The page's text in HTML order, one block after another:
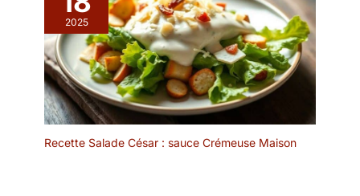
offrant une expérience
culinaire paisible pour
vous et votre famille. Le
service de table en grès
passe au micro-ondes,
au four et au lave-
vaisselle, offrant
commodité et praticité,
ce qui le rend parfait
2025
Recette Salade César : sauce Crémeuse Maison